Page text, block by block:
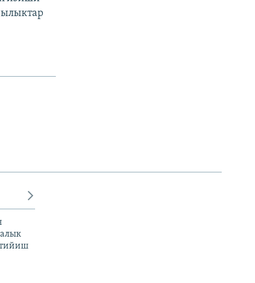
тийиш